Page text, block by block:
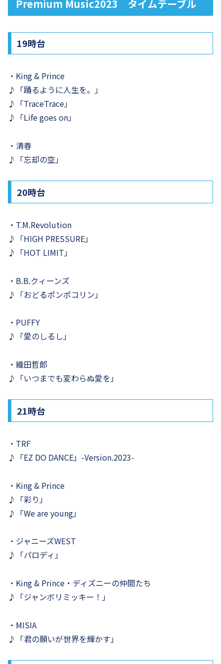
Premium Music2023 タイムテーブル
19時台
・King & Prince
♪「踊るように人生を。」
♪「TraceTrace」
♪「Life goes on」
・清春
♪「忘却の空」
20時台
・T.M.Revolution
♪「HIGH PRESSURE」
♪「HOT LIMIT」
・B.B.クィーンズ
♪「おどるポンポコリン」
・PUFFY
♪「愛のしるし」
・織田哲郎
♪「いつまでも変わらぬ愛を」
21時台
・TRF
♪「EZ DO DANCE」-Version.2023-
・King & Prince
♪「彩り」
♪「We are young」
・ジャニーズWEST
♪「パロディ」
・King & Prince・ディズニーの仲間たち
♪「ジャンボリミッキー！」
・MISIA
♪「君の願いが世界を輝かす」